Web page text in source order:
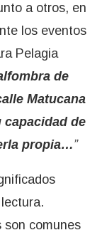
a otros, en
los eventos
Pelagia
de
Matucana
de
propia…”
son comunes